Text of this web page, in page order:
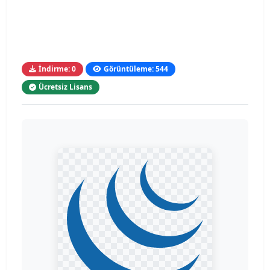
İndirme: 0
Görüntüleme: 544
Ücretsiz Lisans